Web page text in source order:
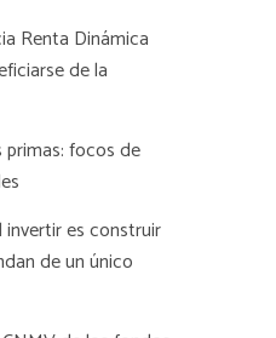
Renta Dinámica
de la
focos de
es construir
de un único